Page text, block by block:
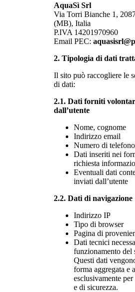
AquaSì Srl
Via Torri Bianche 1,
(MB), Italia
P.IVA 14201970960
Email PEC:
2. Tipologia di dati
Il sito può raccogliere le
di dati:
2.1. Dati forniti
dall’utente
Nome, cognome
Indirizzo email
Numero di telefono
Dati inseriti nei
richiesta
Eventuali dati
inviati dall’utente
2.2. Dati di navigazione
Indirizzo IP
Tipo di browser
Pagina di
Dati tecnici
funzionamento del
Questi dati
forma aggregata e
esclusivamente
e di sicurezza.